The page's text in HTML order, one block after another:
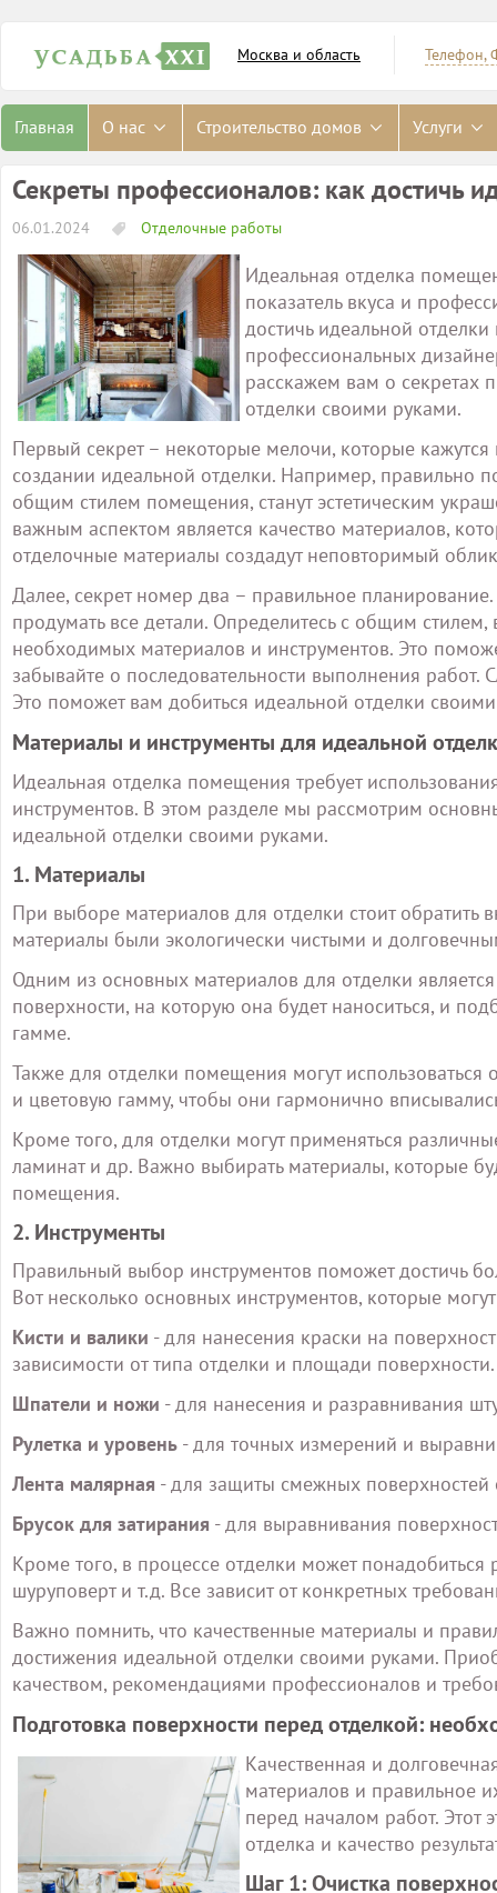
Телефон,
Москва и область
Главная О нас Строительство домов Услуги
Секреты профессионалов: как достичь
06.01.2024 Отделочные работы
Идеальная отделка
показатель вкуса и
достичь идеальной
профессиональных
расскажем вам о секретах
отделки своими руками.
Первый секрет – некоторые мелочи, которые
создании идеальной отделки. Например, правильно
общим стилем помещения, станут эстетическим
важным аспектом является качество материалов,
отделочные материалы создадут неповторимый
Далее, секрет номер два – правильное
продумать все детали. Определитесь с общим
необходимых материалов и инструментов. Это
забывайте о последовательности выполнения работ.
Это поможет вам добиться идеальной отделки
Материалы и инструменты для идеальной
Идеальная отделка помещения требует
инструментов. В этом разделе мы рассмотрим
идеальной отделки своими руками.
1. Материалы
При выборе материалов для отделки стоит
материалы были экологически чистыми и
Одним из основных материалов для отделки
поверхности, на которую она будет наноситься, и
гамме.
Также для отделки помещения могут использоваться
и цветовую гамму, чтобы они гармонично
Кроме того, для отделки могут применяться
ламинат и др. Важно выбирать материалы, которые
помещения.
2. Инструменты
Правильный выбор инструментов поможет достичь
Вот несколько основных инструментов, которые
Кисти и валики - для нанесения краски на
зависимости от типа отделки и площади поверхности.
Шпатели и ножи - для нанесения и разравнивания
Рулетка и уровень - для точных измерений и
Лента малярная - для защиты смежных поверхностей
Брусок для затирания - для выравнивания
Кроме того, в процессе отделки может
шуруповерт и т.д. Все зависит от конкретных
Важно помнить, что качественные материалы и
достижения идеальной отделки своими руками.
качеством, рекомендациями профессионалов и
Подготовка поверхности перед отделкой:
Качественная и
материалов и правильное
перед началом работ. Этот
отделка и качество
Шаг 1: Очистка